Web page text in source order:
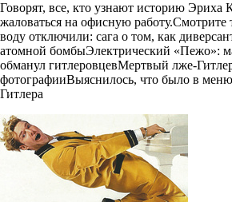
Говорят, все, кто узнают историю Эриха
жаловаться на офисную работу.Смотрите
воду отключили: сага о том, как
атомной бомбыЭлектрический «Пежо»:
обманул гитлеровцевМертвый лже-
фотографииВыяснилось, что было в
Гитлера